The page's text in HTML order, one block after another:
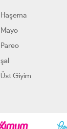
Haşema
Mayo
Pareo
şal
Üst Giyim